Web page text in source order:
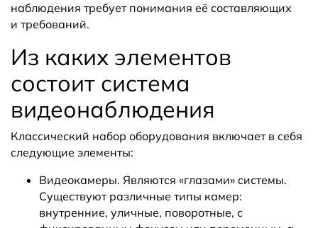
наблюдения требует понимания её составляющих
и требований.
Из каких элементов
состоит система
видеонаблюдения
Классический набор оборудования включает в себя
следующие элементы:
Видеокамеры. Являются «глазами» системы.
Существуют различные типы камер:
внутренние, уличные, поворотные, с